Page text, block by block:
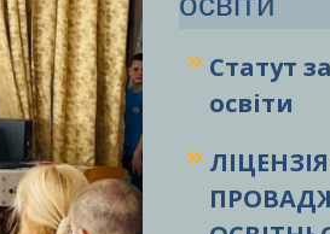
Статут
освіти